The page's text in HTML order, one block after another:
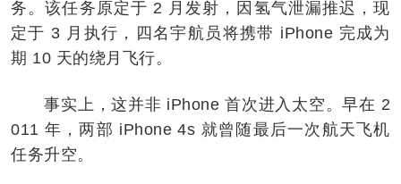
务。该任务原定于 2 月发射，因氢气泄漏推迟，现
定于 3 月执行，四名宇航员将携带 iPhone 完成为
期 10 天的绕月飞行。
事实上，这并非 iPhone 首次进入太空。早在 2
011 年，两部 iPhone 4s 就曾随最后一次航天飞机
任务升空。